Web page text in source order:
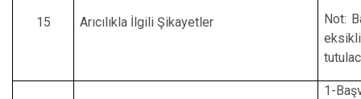
15 Arıcılıkla İlgili Şikayetler
Not:
1-